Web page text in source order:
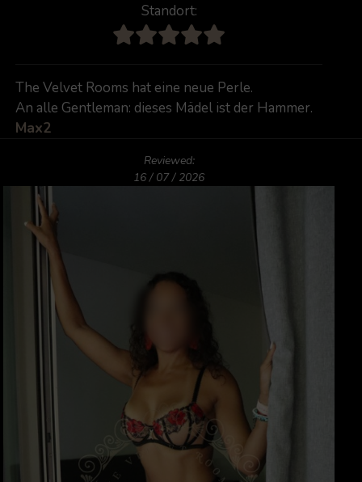
Standort:
The Velvet Rooms hat eine neue Perle.
An alle Gentleman: dieses Mädel ist der Hammer.
Max2
Reviewed:
16 / 07 / 2026